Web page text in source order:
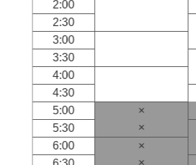
2:00
2:30
3:00
3:30
4:00
4:30
5:00
×
5:30
×
6:00
×
×